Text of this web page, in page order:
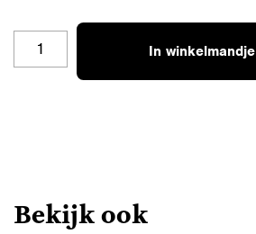
In winkelmandje
Bekijk ook